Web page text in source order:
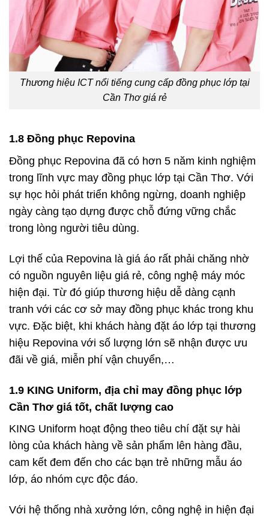
Thương hiệu ICT nổi tiếng cung cấp đồng phục lớp tại
Cần Thơ giá rẻ
1.8 Đồng phục Repovina
Đồng phục Repovina đã có hơn 5 năm kinh nghiệm
trong lĩnh vực may đồng phục lớp tại Cần Thơ. Với
sự học hỏi phát triển không ngừng, doanh nghiệp
ngày càng tạo dựng được chỗ đứng vững chắc
trong lòng người tiêu dùng.
Lợi thế của Repovina là giá áo rất phải chăng nhờ
có nguồn nguyên liệu giá rẻ, công nghệ máy móc
hiện đại. Từ đó giúp thương hiệu dễ dàng cạnh
tranh với các cơ sở may đồng phục khác trong khu
vực. Đặc biệt, khi khách hàng đặt áo lớp tại thương
hiệu Repovina với số lượng lớn sẽ nhận được ưu
đãi về giá, miễn phí vận chuyển,…
1.9 KING Uniform, địa chỉ may đồng phục lớp
Cần Thơ giá tốt, chất lượng cao
KING Uniform hoạt động theo tiêu chí đặt sự hài
lòng của khách hàng về sản phẩm lên hàng đầu,
cam kết đem đến cho các bạn trẻ những mẫu áo
lớp, áo nhóm cực độc đáo.
Với hệ thống nhà xưởng lớn, công nghệ in hiện đại